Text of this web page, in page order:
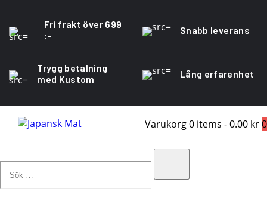
Fri frakt över 699
:-
Snabb leverans
Trygg betalning
med Kustom
Lång erfarenhet
Varukorg0 items -0.00 kr0